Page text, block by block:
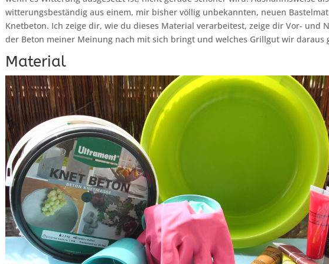
witterungsbeständig aus einem, mir bisher völlig unbekannten, neuen
Knetbeton. Ich zeige dir, wie du dieses Material verarbeitest, zeige dir Vor- und
der Beton meiner Meinung nach mit sich bringt und welches Grillgut wir daraus
Material